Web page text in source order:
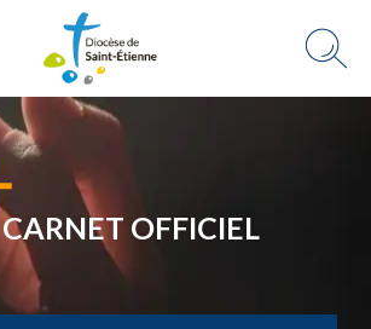
CARNET OFFICIEL